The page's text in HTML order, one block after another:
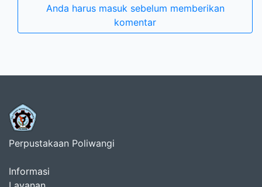
Anda harus masuk sebelum memberikan
komentar
Perpustakaan Poliwangi
Informasi